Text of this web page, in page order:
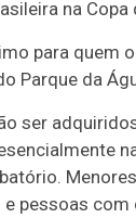
na
para quem
Parque da
ser
pessoas